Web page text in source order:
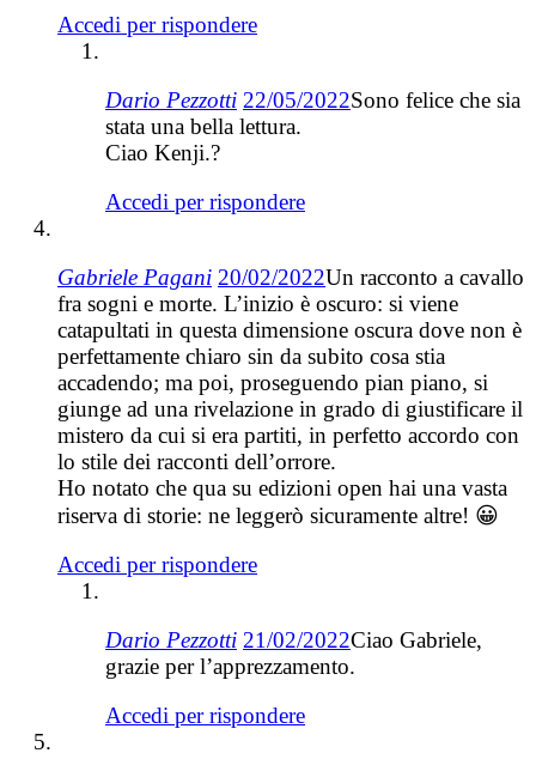
Accedi per rispondere
Dario Pezzotti 22/05/2022Sono felice che sia
stata una bella lettura.
Ciao Kenji.?
Accedi per rispondere
Gabriele Pagani 20/02/2022Un racconto a cavallo
fra sogni e morte. L’inizio è oscuro: si viene
catapultati in questa dimensione oscura dove non è
perfettamente chiaro sin da subito cosa stia
accadendo; ma poi, proseguendo pian piano, si
giunge ad una rivelazione in grado di giustificare il
mistero da cui si era partiti, in perfetto accordo con
lo stile dei racconti dell’orrore.
Ho notato che qua su edizioni open hai una vasta
riserva di storie: ne leggerò sicuramente altre! 😀
Accedi per rispondere
Dario Pezzotti 21/02/2022Ciao Gabriele,
grazie per l’apprezzamento.
Accedi per rispondere